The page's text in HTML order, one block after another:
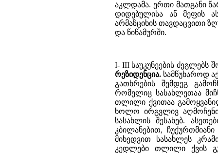
აკლდამა. ერთი მათგანი
დიდებულისა ან მეფის
არმაზციხის თავდაცვითი
და წიწამურში.
I- III საუკუნეების ძეგლებს
რეზიდენცია. სამწუხაროდ
გათხრების შემდეგ
რომელიც სასახლეთაა
თლილი ქვითაა
ხოლო ირგვლივ
სასახლის შესახებ.
კბილანებით,
მიხედვით სასახლეს
კედლები თლილი ქვის